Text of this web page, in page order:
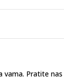
vama. Pratite